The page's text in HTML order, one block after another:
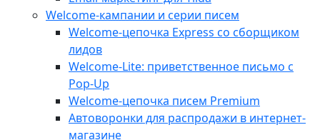
Welcome-кампании и серии писем
Welcome-цепочка Express со сборщиком
лидов
Welcome-Lite: приветственное письмо с
Pop-Up
Welcome-цепочка писем Premium
Автоворонки для распродажи в интернет-
магазине